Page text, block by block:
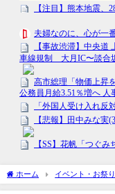
ホーム イベント・お祭り
メフェス」開催！6/6日～